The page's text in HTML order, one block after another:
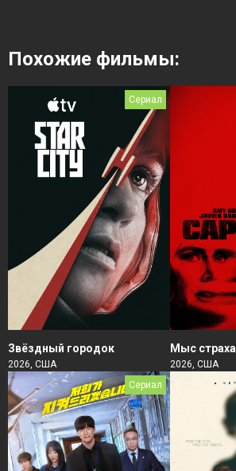
Похожие фильмы:
Сериал
Звёздный городок
2026, США
Мыс страха
2026, США
Сериал